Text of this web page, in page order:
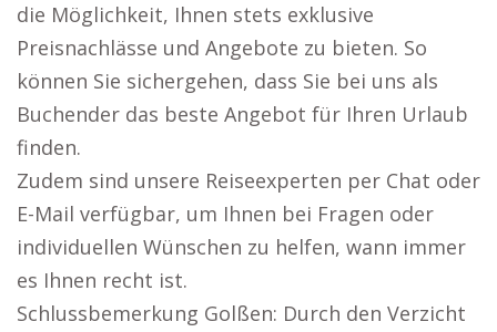
die Möglichkeit, Ihnen stets exklusive
Preisnachlässe und Angebote zu bieten. So
können Sie sichergehen, dass Sie bei uns als
Buchender das beste Angebot für Ihren Urlaub
finden.
Zudem sind unsere Reiseexperten per Chat oder
E-Mail verfügbar, um Ihnen bei Fragen oder
individuellen Wünschen zu helfen, wann immer
es Ihnen recht ist.
Schlussbemerkung Golßen: Durch den Verzicht